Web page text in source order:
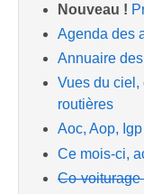
Nouveau !
Agenda des
Annuaire
Vues du ciel,
routières
Aoc, Aop,
Ce mois-ci,
Co-voiturage